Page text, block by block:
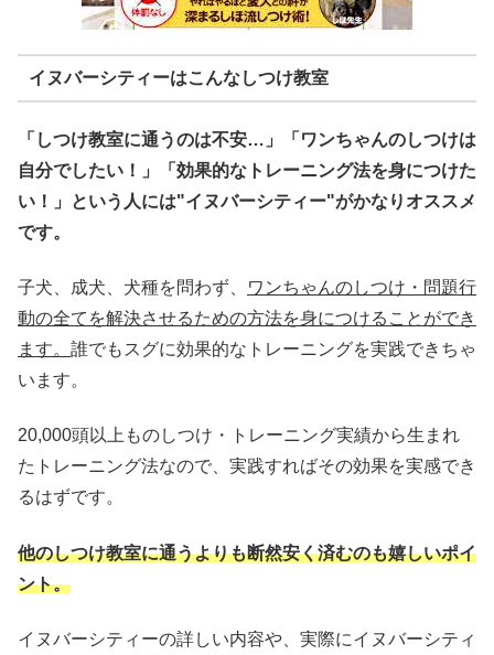
イヌバーシティーはこんなしつけ教室
「しつけ教室に通うのは不安…」「ワンちゃんのしつけは
自分でしたい！」「効果的なトレーニング法を身につけた
い！」という人には"イヌバーシティー"がかなりオススメ
です。
子犬、成犬、犬種を問わず、
ワンちゃんのしつけ・問題行
動の全てを解決させるための方法を身につけることができ
ます。 誰でもスグに効果的なトレーニングを実践できちゃ
います。
20,000頭以上ものしつけ・トレーニング実績から生まれ
たトレーニング法なので、実践すればその効果を実感でき
るはずです。
他のしつけ教室に通うよりも断然安く済むのも嬉しいポイ
ント。
イヌバーシティーの詳しい内容や、実際にイヌバーシティ